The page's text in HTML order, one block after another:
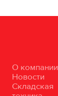
О компании
Новости
Складская